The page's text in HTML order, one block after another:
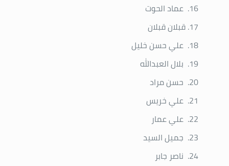
عماد الحوت
قبلان قبلان
علي حسن خليل
بلال العبدالله
حسن مراد
علي خريس
علي عمار
جميل السيد
ناصر جابر